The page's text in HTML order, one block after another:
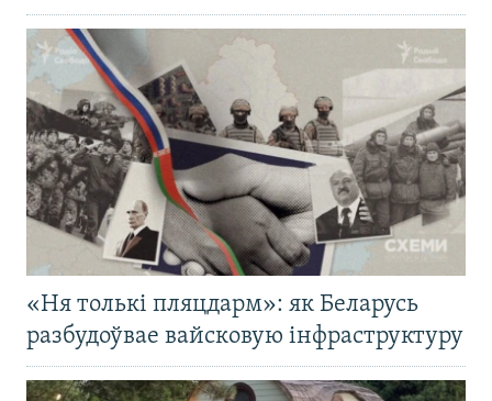
«Ня толькі пляцдарм»: як Беларусь
разбудоўвае вайсковую інфраструктуру